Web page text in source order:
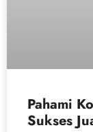
Pahami
Sukses